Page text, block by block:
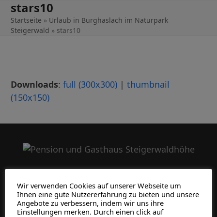
Skip
content
stars10
Startseite » Urlaub in Burghaslach im Naturpark
Steigerwald » stars10
Downloads:full (300x300) |thumbnail
(150x150)
Wir verwenden Cookies auf unserer Webseite um
Ihnen eine gute Nutzererfahrung zu bieten und unsere
Angebote zu verbessern, indem wir uns ihre
Einstellungen merken. Durch einen click auf